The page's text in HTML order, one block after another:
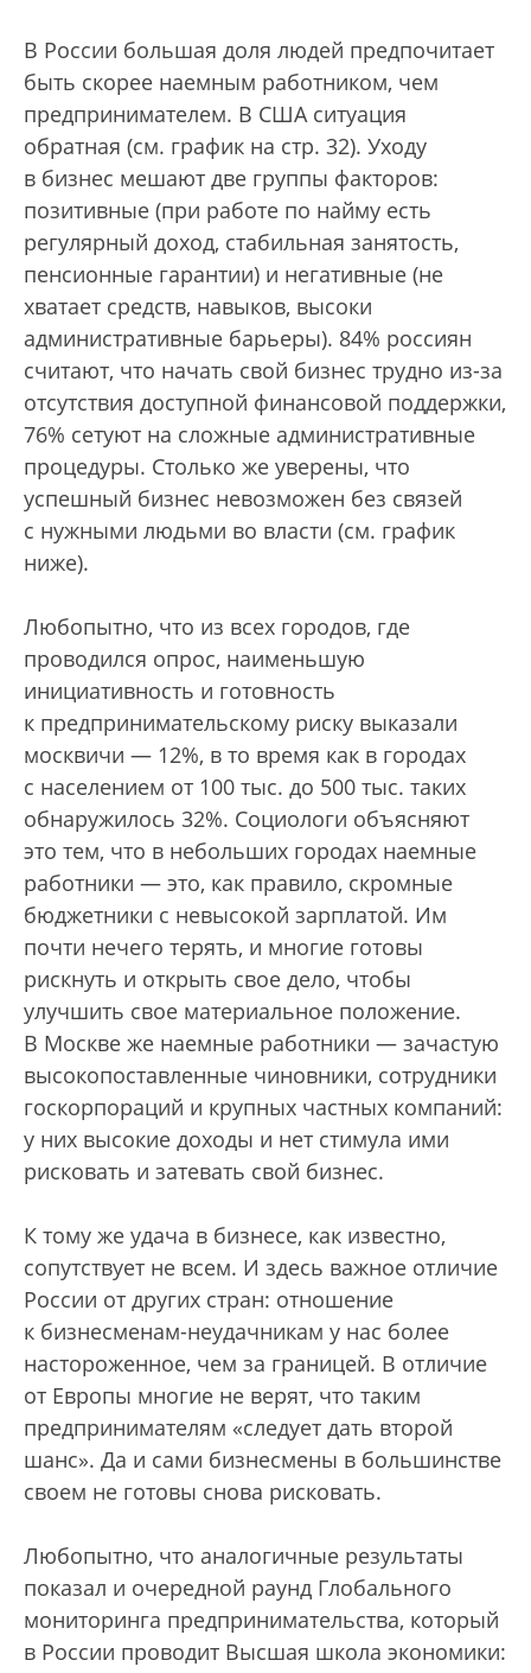
В России большая доля людей предпочитает
быть скорее наемным работником, чем
предпринимателем. В США ситуация
обратная (см. график на стр. 32). Уходу
в бизнес мешают две группы факторов:
позитивные (при работе по найму есть
регулярный доход, стабильная занятость,
пенсионные гарантии) и негативные (не
хватает средств, навыков, высоки
административные барьеры). 84% россиян
считают, что начать свой бизнес трудно из-за
отсутствия доступной финансовой поддержки,
76% сетуют на сложные административные
процедуры. Столько же уверены, что
успешный бизнес невозможен без связей
с нужными людьми во власти (см. график
ниже).
Любопытно, что из всех городов, где
проводился опрос, наименьшую
инициативность и готовность
к предпринимательскому риску выказали
москвичи — 12%, в то время как в городах
с населением от 100 тыс. до 500 тыс. таких
обнаружилось 32%. Социологи объясняют
это тем, что в небольших городах наемные
работники — это, как правило, скромные
бюджетники с невысокой зарплатой. Им
почти нечего терять, и многие готовы
рискнуть и открыть свое дело, чтобы
улучшить свое материальное положение.
В Москве же наемные работники — зачастую
высокопоставленные чиновники, сотрудники
госкорпораций и крупных частных компаний:
у них высокие доходы и нет стимула ими
рисковать и затевать свой бизнес.
К тому же удача в бизнесе, как известно,
сопутствует не всем. И здесь важное отличие
России от других стран: отношение
к бизнесменам-неудачникам у нас более
настороженное, чем за границей. В отличие
от Европы многие не верят, что таким
предпринимателям «следует дать второй
шанс». Да и сами бизнесмены в большинстве
своем не готовы снова рисковать.
Любопытно, что аналогичные результаты
показал и очередной раунд Глобального
мониторинга предпринимательства, который
в России проводит Высшая школа экономики: